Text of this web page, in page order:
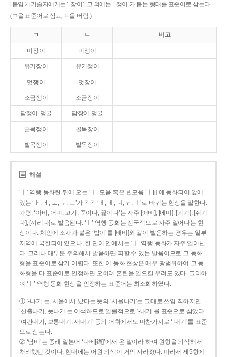
[붙임 2] 기술자에게는 ‘-장이’, 그 외에는 ‘-쟁이’가 붙는 형태를 표준어로 삼는다.
(ㄱ을 표준어로 삼고, ㄴ을 버림.)
ㄱ ㄴ 비고
미장이 미쟁이
유기장이 유기쟁이
멋쟁이 멋장이
소금쟁이 소금장이
담쟁이-덩굴 담장이-덩굴
골목쟁이 골목장이
발목쟁이 발목장이
해설
‘ㅣ’ 역행 동화란 뒤에 오는 ‘ㅣ’ 모음 혹은 반모음 ‘ㅣ[j]’에 동화되어 앞에
있는 ‘ㅏ, ㅓ, ㅗ, ㅜ, ㅡ’가 각각 ‘ㅐ, ㅔ, ㅚ, ㅟ, ㅣ’로 바뀌는 현상을 말한다.
가령, ‘아비, 어미, 고기, 죽이다, 끓이다’는 자주 [애비], [에미], [괴기], [쥐기
다], [끼리다]로 발음된다. ‘ㅣ’ 역행 동화는 전국적으로 자주 일어나는 현
상이다. 체언에 조사가 붙은 ‘밥이’를 [배비]와 같이 발음하는 경우는 일부
지역에 국한되어 있으나, 한 단어 안에서는 ‘ㅣ’ 역행 동화가 자주 일어난
다. 그러나 대부분 주의해서 발음하면 피할 수 있는 발음이므로 그 동화
형을 표준어로 삼기 어렵다. 또한 이 동화 현상은 매우 광범위하여 그 동
화형을 다 표준어로 인정하면 오히려 혼란을 일으킬 우려도 있다. 그리하
여 ‘ㅣ’ 역행 동화 현상을 인정하는 표준어는 최소화하였다.
① ‘-나기’는, 서울에서 났다는 뜻의 ‘서울나기’는 그대로 쓰임 직하지만
‘신출나기, 풋나기’는 어색하므로 일률적으로 ‘-내기’를 표준으로 삼았다.
‘여간내기, 보통내기, 새내기’ 등의 어휘에서도 마찬가지로 ‘-내기’를 표준
으로 삼는다.
② ‘남비’는 종래 일본어 ‘나베[鍋]’에서 온 말이라 하여 원형을 의식해서
처리했던 것이나, 현대에는 어원 의식이 거의 사라졌다. 따라서 제5항에